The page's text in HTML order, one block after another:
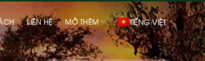
LIÊN HỆ MỞ THÊM TIẾNG VIỆT ▼